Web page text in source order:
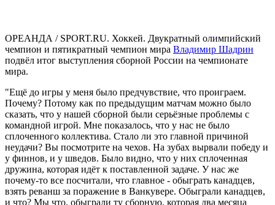
ОРЕАНДА / SPORT.RU. Хоккей. Двукратный олимпийский
чемпион и пятикратный чемпион мира Владимир Шадрин
подвёл итог выступления сборной России на чемпионате
мира.
"Ещё до игры у меня было предчувствие, что проиграем.
Почему? Потому как по предыдущим матчам можно было
сказать, что у нашей сборной были серьёзные проблемы с
командной игрой. Мне показалось, что у нас не было
сплоченного коллектива. Стало ли это главной причиной
неудачи? Вы посмотрите на чехов. На зубах вырвали победу и
у финнов, и у шведов. Было видно, что у них сплоченная
дружина, которая идёт к поставленной задаче. У нас же
почему-то все посчитали, что главное - обыграть канадцев,
взять реванш за поражение в Ванкувере. Обыграли канадцев,
и что? Мы что, обыграли ту сборную, которая два месяца